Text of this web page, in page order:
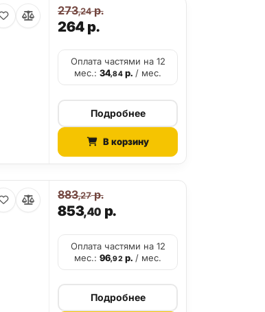
264р.
273,24р.
Оплата частями на 12
мес.:34,84р./ мес.
Подробнее
В корзину
853,40р.
883,27р.
Оплата частями на 12
мес.:96,92 р./ мес.
Подробнее